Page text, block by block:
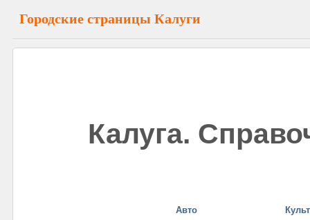
Городские страницы Калуги
Калуга.
Авто